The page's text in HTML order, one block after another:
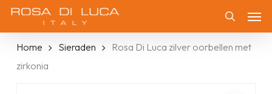
Skip
content
Home Sieraden
Rosa Di Luca zilver oorbellen met
zirkonia